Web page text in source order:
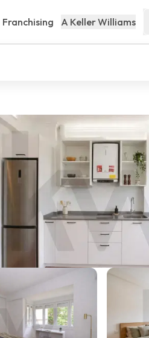
Franchising A Keller Williams